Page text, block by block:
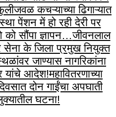
कचऱ्याच्या ढिगाऱ्यात
पेंशन में हो रही देरी पर
सौंपा ज्ञापन…जीवनलाल
सेना के जिला प्रमुख नियुक्त
जाण्यास नागरिकांना
यांचे आदेश!महावितरणाच्या
दोन गाईंचा अपघाती
घटना!